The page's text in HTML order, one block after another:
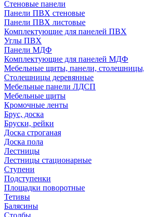
Стеновые панели
Панели ПВХ стеновые
Панели ПВХ листовые
Комплектующие для панелей ПВХ
Углы ПВХ
Панели МДФ
Комплектующие для панелей МДФ
Мебельные щиты, панели, столешницы,
Столешницы деревянные
Мебельные панели ЛДСП
Мебельные щиты
Кромочные ленты
Брус, доска
Бруски, рейки
Доска строганая
Доска пола
Лестницы
Лестницы стационарные
Ступени
Подступенки
Площадки поворотные
Тетивы
Балясины
Столбы